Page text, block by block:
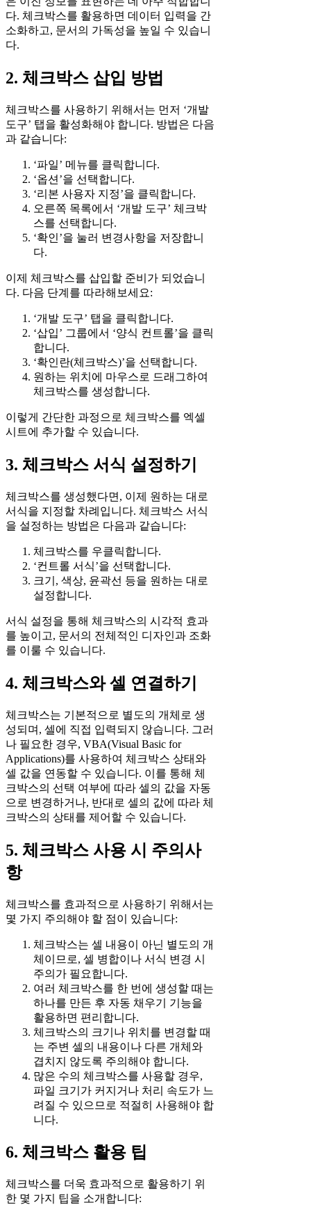
다. 체크박스를 활용하면 데이터 입력을 간
소화하고, 문서의 가독성을 높일 수 있습니
다.
2. 체크박스 삽입 방법
체크박스를 사용하기 위해서는 먼저 ‘개발
도구’ 탭을 활성화해야 합니다. 방법은 다음
과 같습니다:
‘파일’ 메뉴를 클릭합니다.
‘옵션’을 선택합니다.
‘리본 사용자 지정’을 클릭합니다.
오른쪽 목록에서 ‘개발 도구’ 체크박
스를 선택합니다.
‘확인’을 눌러 변경사항을 저장합니
다.
이제 체크박스를 삽입할 준비가 되었습니
다. 다음 단계를 따라해보세요:
‘개발 도구’ 탭을 클릭합니다.
‘삽입’ 그룹에서 ‘양식 컨트롤’을 클릭
합니다.
‘확인란(체크박스)’을 선택합니다.
원하는 위치에 마우스로 드래그하여
체크박스를 생성합니다.
이렇게 간단한 과정으로 체크박스를 엑셀
시트에 추가할 수 있습니다.
3. 체크박스 서식 설정하기
체크박스를 생성했다면, 이제 원하는 대로
서식을 지정할 차례입니다. 체크박스 서식
을 설정하는 방법은 다음과 같습니다:
체크박스를 우클릭합니다.
‘컨트롤 서식’을 선택합니다.
크기, 색상, 윤곽선 등을 원하는 대로
설정합니다.
서식 설정을 통해 체크박스의 시각적 효과
를 높이고, 문서의 전체적인 디자인과 조화
를 이룰 수 있습니다.
4. 체크박스와 셀 연결하기
체크박스는 기본적으로 별도의 개체로 생
성되며, 셀에 직접 입력되지 않습니다. 그러
나 필요한 경우, VBA(Visual Basic for
Applications)를 사용하여 체크박스 상태와
셀 값을 연동할 수 있습니다. 이를 통해 체
크박스의 선택 여부에 따라 셀의 값을 자동
으로 변경하거나, 반대로 셀의 값에 따라 체
크박스의 상태를 제어할 수 있습니다.
5. 체크박스 사용 시 주의사
항
체크박스를 효과적으로 사용하기 위해서는
몇 가지 주의해야 할 점이 있습니다:
체크박스는 셀 내용이 아닌 별도의 개
체이므로, 셀 병합이나 서식 변경 시
주의가 필요합니다.
여러 체크박스를 한 번에 생성할 때는
하나를 만든 후 자동 채우기 기능을
활용하면 편리합니다.
체크박스의 크기나 위치를 변경할 때
는 주변 셀의 내용이나 다른 개체와
겹치지 않도록 주의해야 합니다.
많은 수의 체크박스를 사용할 경우,
파일 크기가 커지거나 처리 속도가 느
려질 수 있으므로 적절히 사용해야 합
니다.
6. 체크박스 활용 팁
체크박스를 더욱 효과적으로 활용하기 위
한 몇 가지 팁을 소개합니다: